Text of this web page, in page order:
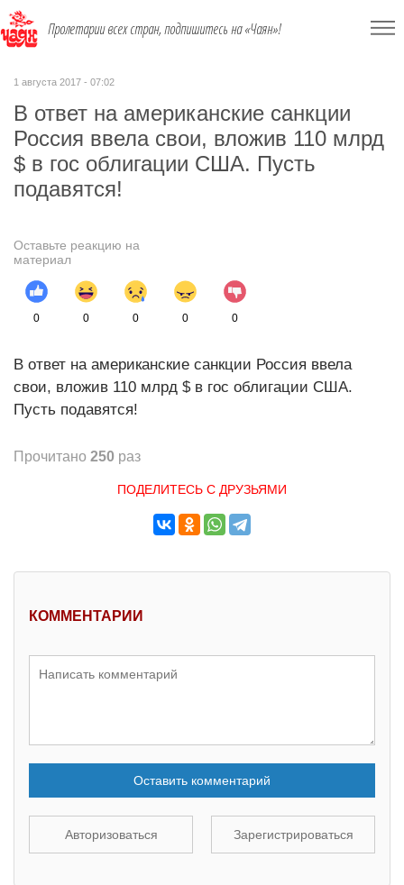
Пролетарии всех стран, подпишитесь на «Чаян»!
1 августа 2017 - 07:02
В ответ на американские санкции
Россия ввела свои, вложив 110 млрд
$ в гос облигации США. Пусть
подавятся!
Оставьте реакцию на
материал
0 0 0 0 0
В ответ на американские санкции Россия ввела
свои, вложив 110 млрд $ в гос облигации США.
Пусть подавятся!
Прочитано 250 раз
ПОДЕЛИТЕСЬ С ДРУЗЬЯМИ
КОММЕНТАРИИ
Оставить комментарий
Авторизоваться Зарегистрироваться